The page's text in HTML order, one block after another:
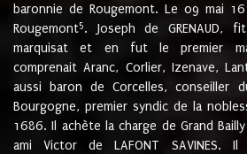
baronnie de Rougemont. Le 09 mai
Rougemont5. Joseph de GRENAUD,
marquisat et en fut le premier
comprenait Aranc, Corlier, Izenave,
aussi baron de Corcelles, conseiller
Bourgogne, premier syndic de la
1686. Il achète la charge de Grand
ami Victor de LAFONT SAVINES.